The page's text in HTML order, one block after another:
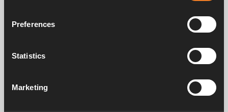
Preferences
Statistics
Marketing
FAQ